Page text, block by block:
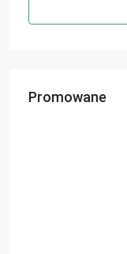
Promowane